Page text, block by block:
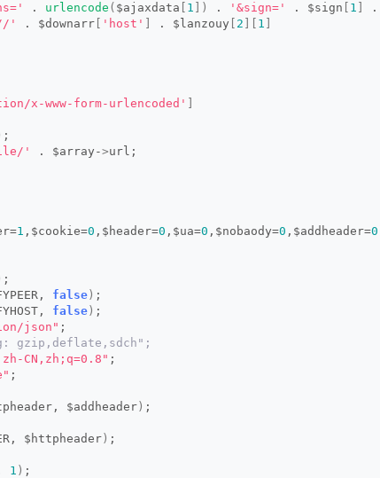
. urlencode ( $ajaxdata 1 ]) . '&sign=' . $sign 1 .
' . $downarr 'host' . $lanzouy 2 1
x-www-form-urlencoded'
;
' . $array->url;
1 ,$cookie=0 ,$header=0 ,$ua=0 ,$nobaody=0 ,$addheader=0
;
false ) ;
false ) ;
json" ;
gzip,deflate,sdch";
CN,zh;q=0.8" ;
;
$addheader) ;
$httpheader ) ;
1 ) ;